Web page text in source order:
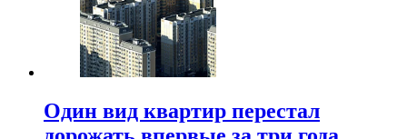
Один вид квартир перестал